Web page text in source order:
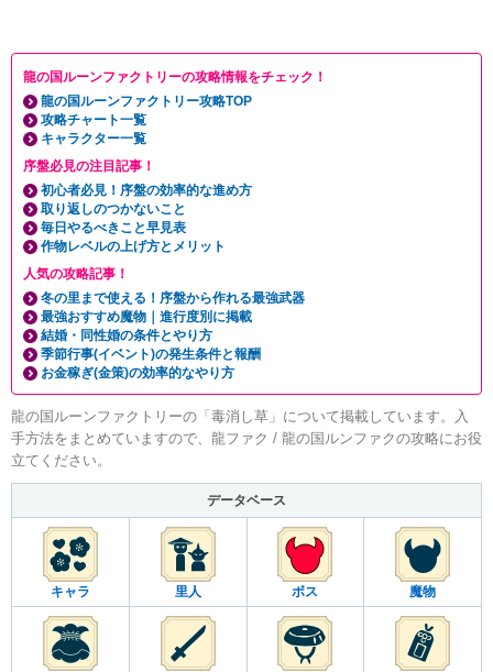
龍の国ルーンファクトリーの攻略情報をチェック！
龍の国ルーンファクトリー攻略TOP
攻略チャート一覧
キャラクター一覧
序盤必見の注目記事！
初心者必見！序盤の効率的な進め方
取り返しのつかないこと
毎日やるべきこと早見表
作物レベルの上げ方とメリット
人気の攻略記事！
冬の里まで使える！序盤から作れる最強武器
最強おすすめ魔物｜進行度別に掲載
結婚・同性婚の条件とやり方
季節行事(イベント)の発生条件と報酬
お金稼ぎ(金策)の効率的なやり方
龍の国ルーンファクトリーの「毒消し草」について掲載しています。入
手方法をまとめていますので、龍ファク / 龍の国ルンファクの攻略にお役
立てください。
データベース
キャラ 里人 ボス 魔物